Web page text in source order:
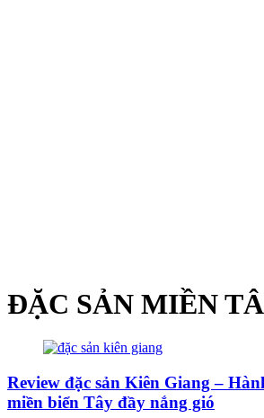
ĐẶC SẢN MIỀN
Review đặc sản Kiên Giang –
miền biển Tây đầy nắng gió